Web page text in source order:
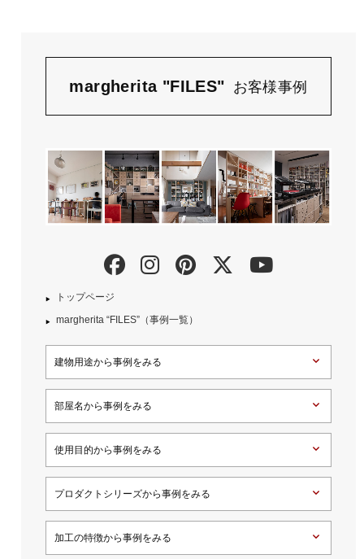
margherita "FILES" お客様事例
トップページ
margherita “FILES”（事例一覧）
建物用途から事例をみる
部屋名から事例をみる
使用目的から事例をみる
プロダクトシリーズから事例をみる
加工の特徴から事例をみる